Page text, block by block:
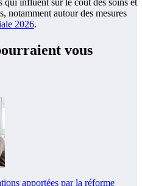
notamment autour des mesures
2026.
vous
apportées par la réforme